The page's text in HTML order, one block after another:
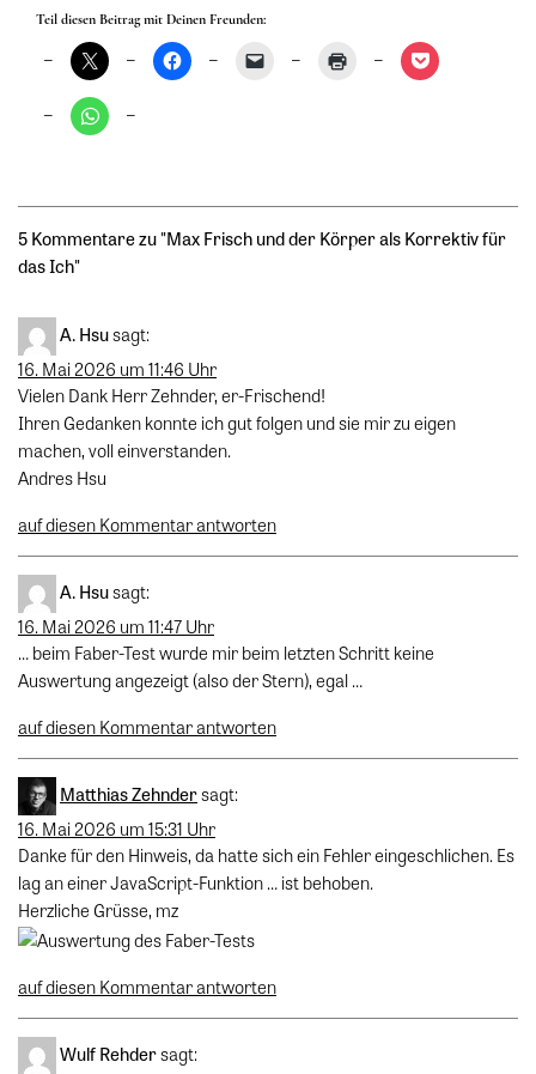
Teil diesen Beitrag mit Deinen Freunden:
5 Kommentare zu "Max Frisch und der Körper als Korrektiv für
das Ich"
A. Hsusagt:
16. Mai 2026 um 11:46 Uhr
Vielen Dank Herr Zehnder, er-Frischend!
Ihren Gedanken konnte ich gut folgen und sie mir zu eigen
machen, voll einverstanden.
Andres Hsu
auf diesen Kommentar antworten
A. Hsusagt:
16. Mai 2026 um 11:47 Uhr
… beim Faber-Test wurde mir beim letzten Schritt keine
Auswertung angezeigt (also der Stern), egal …
auf diesen Kommentar antworten
Matthias Zehndersagt:
16. Mai 2026 um 15:31 Uhr
Danke für den Hinweis, da hatte sich ein Fehler eingeschlichen. Es
lag an einer JavaScript-Funktion … ist behoben.
Herzliche Grüsse, mz
auf diesen Kommentar antworten
Wulf Rehdersagt: